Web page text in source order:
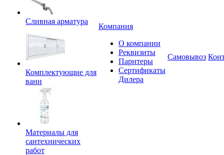
Сливная арматура
Комплектующие для
ванн
Материалы для
сантехнических
работ
Компания
О компании
Реквизиты
Парнтеры
Сертификаты
Дилера
Самовывоз